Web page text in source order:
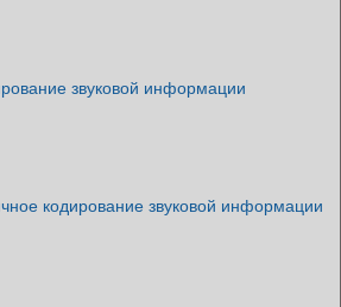
звуковой информации
кодирование звуковой информации